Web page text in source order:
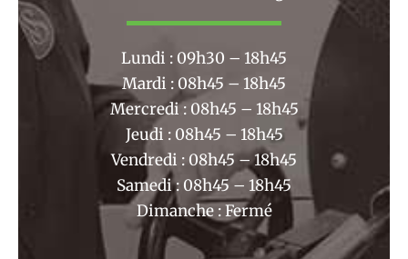
o
k
r
m
Lundi : 09h30 – 18h45
Mardi : 08h45 – 18h45
Mercredi : 08h45 – 18h45
Jeudi : 08h45 – 18h45
Vendredi : 08h45 – 18h45
Samedi : 08h45 – 18h45
Dimanche : Fermé